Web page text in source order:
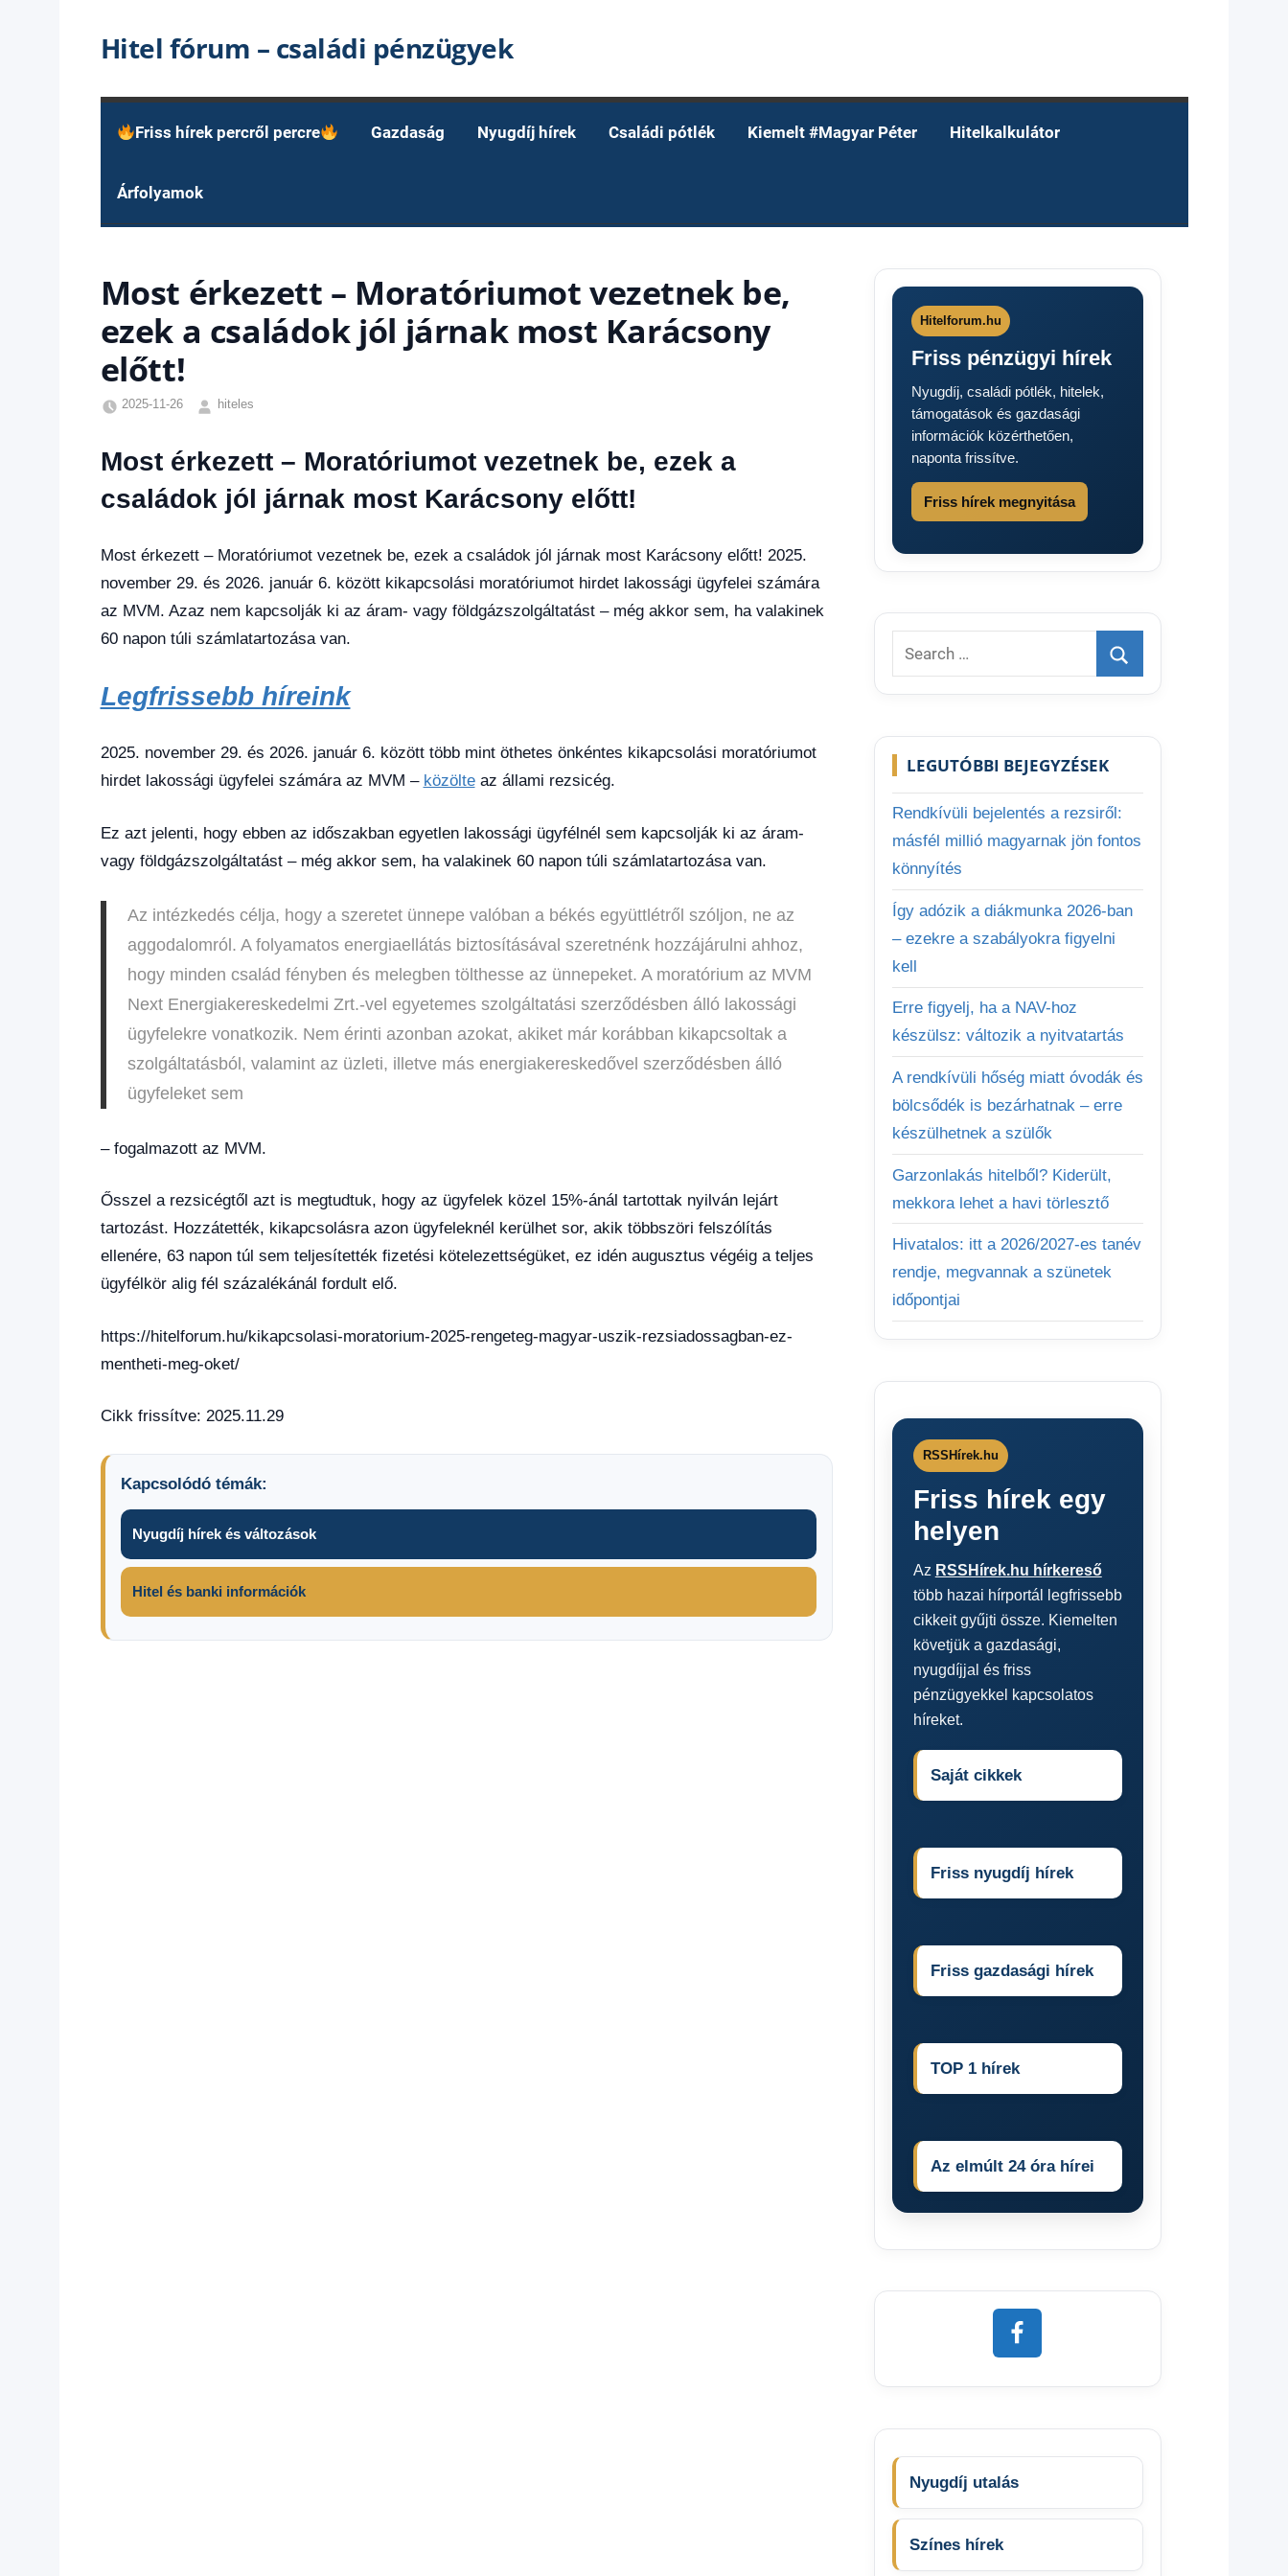
Hitel fórum – családi pénzügyek
Friss hírek percről percre Gazdaság Nyugdíj hírek Családi pótlék Kiemelt #Magyar Péter Hitelkalkulátor
Árfolyamok
Most érkezett – Moratóriumot vezetnek be,
ezek a családok jól járnak most Karácsony
előtt!
2025-11-26
hiteles
Gazdaság,
Hírek
Hírek
kézből,
Hitel
fórum
Most érkezett – Moratóriumot vezetnek be, ezek a
családok jól járnak most Karácsony előtt!
Most érkezett – Moratóriumot vezetnek be, ezek a családok jól járnak most Karácsony előtt! 2025.
november 29. és 2026. január 6. között kikapcsolási moratóriumot hirdet lakossági ügyfelei számára
az MVM. Azaz nem kapcsolják ki az áram- vagy földgázszolgáltatást – még akkor sem, ha valakinek
60 napon túli számlatartozása van.
Legfrissebb híreink
2025. november 29. és 2026. január 6. között több mint öthetes önkéntes kikapcsolási moratóriumot
hirdet lakossági ügyfelei számára az MVM – közölteaz állami rezsicég.
Ez azt jelenti, hogy ebben az időszakban egyetlen lakossági ügyfélnél sem kapcsolják ki az áram-
vagy földgázszolgáltatást – még akkor sem, ha valakinek 60 napon túli számlatartozása van.
Az intézkedés célja, hogy a szeretet ünnepe valóban a békés együttlétről szóljon, ne az
aggodalomról. A folyamatos energiaellátás biztosításával szeretnénk hozzájárulni ahhoz,
hogy minden család fényben és melegben tölthesse az ünnepeket. A moratórium az MVM
Next Energiakereskedelmi Zrt.-vel egyetemes szolgáltatási szerződésben álló lakossági
ügyfelekre vonatkozik. Nem érinti azonban azokat, akiket már korábban kikapcsoltak a
szolgáltatásból, valamint az üzleti, illetve más energiakereskedővel szerződésben álló
ügyfeleket sem
– fogalmazott az MVM.
Ősszel a rezsicégtől azt is megtudtuk, hogy az ügyfelek közel 15%-ánál tartottak nyilván lejárt
tartozást. Hozzátették, kikapcsolásra azon ügyfeleknél kerülhet sor, akik többszöri felszólítás
ellenére, 63 napon túl sem teljesítették fizetési kötelezettségüket, ez idén augusztus végéig a teljes
ügyfélkör alig fél százalékánál fordult elő.
https://hitelforum.hu/kikapcsolasi-moratorium-2025-rengeteg-magyar-uszik-rezsiadossagban-ez-
mentheti-meg-oket/
Cikk frissítve: 2025.11.29
Kapcsolódó témák:
Nyugdíj hírek és változások
Hitel és banki információk
Hitelforum.hu
Friss pénzügyi hírek
Nyugdíj, családi pótlék, hitelek,
támogatások és gazdasági
információk közérthetően,
naponta frissítve.
Friss hírek megnyitása
Search
for:
Search
LEGUTÓBBI BEJEGYZÉSEK
Rendkívüli bejelentés a rezsiről:
másfél millió magyarnak jön fontos
könnyítés
Így adózik a diákmunka 2026-ban
– ezekre a szabályokra figyelni
kell
Erre figyelj, ha a NAV-hoz
készülsz: változik a nyitvatartás
A rendkívüli hőség miatt óvodák és
bölcsődék is bezárhatnak – erre
készülhetnek a szülők
Garzonlakás hitelből? Kiderült,
mekkora lehet a havi törlesztő
Hivatalos: itt a 2026/2027-es tanév
rendje, megvannak a szünetek
időpontjai
RSSHírek.hu
Friss hírek egy
helyen
Az RSSHírek.hu hírkereső
több hazai hírportál legfrissebb
cikkeit gyűjti össze. Kiemelten
követjük a gazdasági,
nyugdíjjal és friss
pénzügyekkel kapcsolatos
híreket.
Saját cikkek
Friss nyugdíj hírek
Friss gazdasági hírek
TOP 1 hírek
Az elmúlt 24 óra hírei
Nyugdíj utalás
Színes hírek